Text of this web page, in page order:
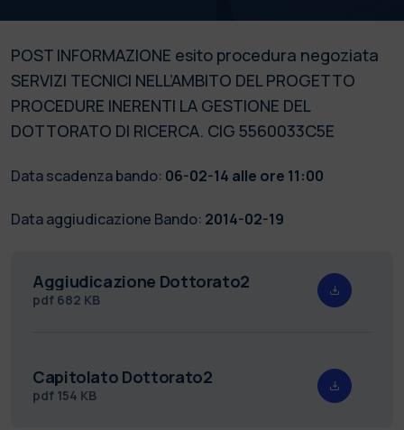
POST INFORMAZIONE esito procedura negoziata
SERVIZI TECNICI NELL’AMBITO DEL PROGETTO
PROCEDURE INERENTI LA GESTIONE DEL
DOTTORATO DI RICERCA. CIG 5560033C5E
Data scadenza bando: 06-02-14 alle ore 11:00
Data aggiudicazione Bando: 2014-02-19
Aggiudicazione Dottorato2
pdf 682 KB
Capitolato Dottorato2
pdf 154 KB